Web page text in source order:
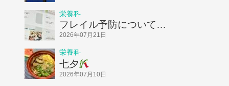
栄養科
フレイル予防についてお
話ししました！
2026年07月21日
栄養科
七夕
2026年07月10日